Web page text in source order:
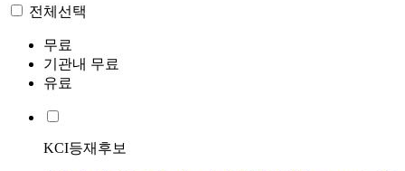
전체선택
무료
기관내 무료
유료
KCI등재후보